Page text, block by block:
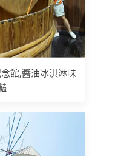
館,醬油冰淇淋味